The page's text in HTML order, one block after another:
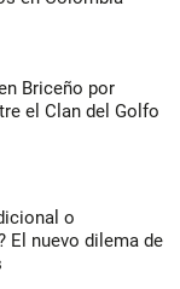
Briceño por
el Clan del Golfo
o
El nuevo dilema de